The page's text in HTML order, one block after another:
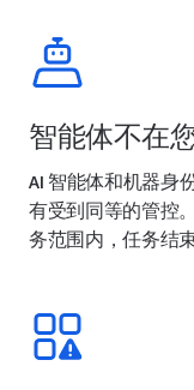
智能体不在
AI 智能体和机器身
有受到同等的管控
务范围内，任务结